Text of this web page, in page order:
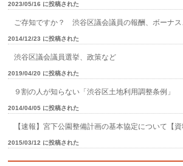
2023/05/16 に投稿された
ご存知ですか？ 渋谷区議会議員の報酬、ボーナス
2014/12/23 に投稿された
渋谷区議会議員選挙、政策など
2019/04/20 に投稿された
９割の人が知らない「渋谷区土地利用調整条例」
2014/04/05 に投稿された
【速報】宮下公園整備計画の基本協定について【資
2015/03/12 に投稿された